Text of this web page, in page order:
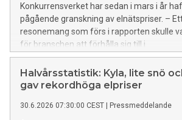
Konkurrensverket har sedan i mars i år
pågående granskning av elnätspriser. –
resonemang som förs i rapporten skulle
för branschen att förhålla sig till i
prissättningen. Skulle verkligen
intäktsnivåer som håller sig inom ellagens
bestämmelser kunna vara oskäliga enligt
Energiföretagen Sverige.
Halvårsstatistik: Kyla, lite snö
gav rekordhöga elpriser
30.6.2026 07:30:00 CEST | Pressmeddelande